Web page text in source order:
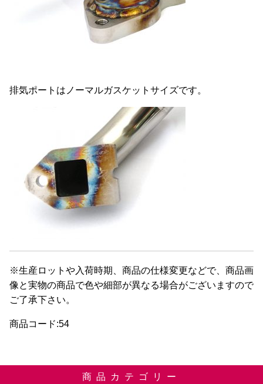
排気ポートはノーマルガスケットサイズです。
※生産ロットや入荷時期、商品の仕様変更などで、商品画
像と実物の商品で色や細部が異なる場合がございますので
ご了承下さい。
商品コード:54
商品カテゴリー